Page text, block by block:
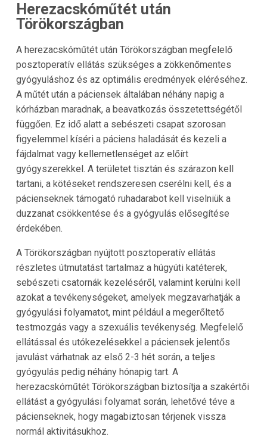
Herezacskóműtét után
Törökországban
A herezacskóműtét után Törökországban megfelelő
posztoperatív ellátás szükséges a zökkenőmentes
gyógyuláshoz és az optimális eredmények eléréséhez.
A műtét után a páciensek általában néhány napig a
kórházban maradnak, a beavatkozás összetettségétől
függően. Ez idő alatt a sebészeti csapat szorosan
figyelemmel kíséri a páciens haladását és kezeli a
fájdalmat vagy kellemetlenséget az előírt
gyógyszerekkel. A területet tisztán és szárazon kell
tartani, a kötéseket rendszeresen cserélni kell, és a
pácienseknek támogató ruhadarabot kell viselniük a
duzzanat csökkentése és a gyógyulás elősegítése
érdekében.
A Törökországban nyújtott posztoperatív ellátás
részletes útmutatást tartalmaz a húgyúti katéterek,
sebészeti csatornák kezeléséről, valamint kerülni kell
azokat a tevékenységeket, amelyek megzavarhatják a
gyógyulási folyamatot, mint például a megerőltető
testmozgás vagy a szexuális tevékenység. Megfelelő
ellátással és utókezelésekkel a páciensek jelentős
javulást várhatnak az első 2-3 hét során, a teljes
gyógyulás pedig néhány hónapig tart. A
herezacskóműtét Törökországban biztosítja a szakértői
ellátást a gyógyulási folyamat során, lehetővé téve a
pácienseknek, hogy magabiztosan térjenek vissza
normál aktivitásukhoz.